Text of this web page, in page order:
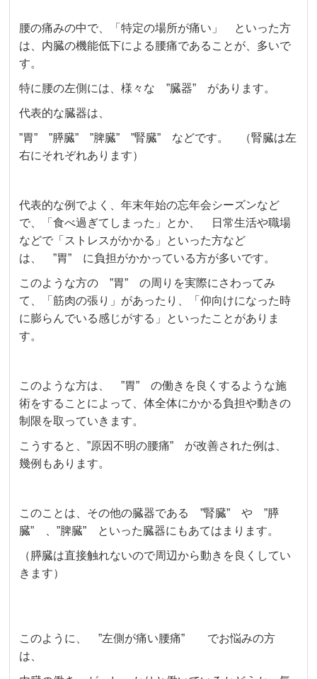
腰の痛みの中で、「特定の場所が痛い」 といった方
は、内臓の機能低下による腰痛であることが、多いで
す。
特に腰の左側には、様々な ”臓器” があります。
代表的な臓器は、
”胃” ”膵臓” ”脾臓” ”腎臓” などです。 （腎臓は左
右にそれぞれあります）
代表的な例でよく、年末年始の忘年会シーズンなど
で、「食べ過ぎてしまった」とか、 日常生活や職場
などで「ストレスがかかる」といった方など
は、 ”胃” に負担がかかっている方が多いです。
このような方の ”胃” の周りを実際にさわってみ
て、「筋肉の張り」があったり、「仰向けになった時
に膨らんでいる感じがする」といったことがありま
す。
このような方は、 ”胃” の働きを良くするような施
術をすることによって、体全体にかかる負担や動きの
制限を取っていきます。
こうすると、”原因不明の腰痛” が改善された例は、
幾例もあります。
このことは、その他の臓器である ”腎臓” や ”膵
臓” 、”脾臓” といった臓器にもあてはまります。
（膵臓は直接触れないので周辺から動きを良くしてい
きます）
このように、 ”左側が痛い腰痛” でお悩みの方
は、